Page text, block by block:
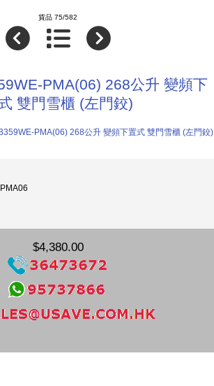
貨品 75/582
PMA(06) 268公升 變頻下
雙門雪櫃 (左門鉸)
$4,380.00